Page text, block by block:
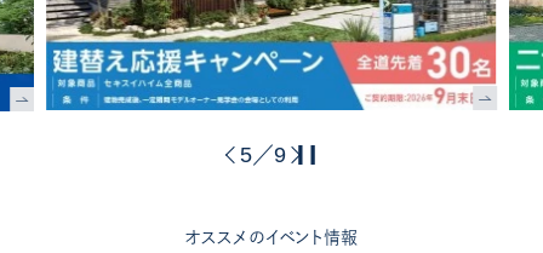
5／9
オススメのイベント情報